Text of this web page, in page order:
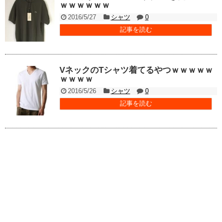
ｗｗｗｗｗｗ
2016/5/27 シャツ
0
記事を読む
VネックのTシャツ着てるやつｗｗｗｗｗ
ｗｗｗｗ
2016/5/26 シャツ
0
記事を読む